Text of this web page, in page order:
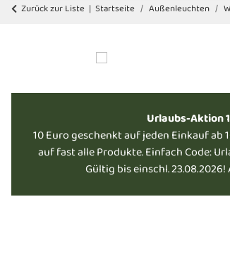
Zurück zur Liste Startseite Außenleuchten
Urlaubs-Aktion
10 Euro geschenkt auf jeden Einkauf ab
auf fast alle Produkte. Einfach Code:
Gültig bis einschl.